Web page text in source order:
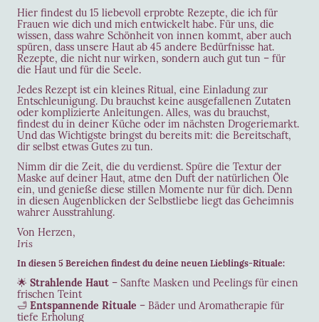
Hier findest du 15 liebevoll erprobte Rezepte, die ich für
Frauen wie dich und mich entwickelt habe. Für uns, die
wissen, dass wahre Schönheit von innen kommt, aber auch
spüren, dass unsere Haut ab 45 andere Bedürfnisse hat.
Rezepte, die nicht nur wirken, sondern auch gut tun – für
die Haut und für die Seele.
Jedes Rezept ist ein kleines Ritual, eine Einladung zur
Entschleunigung. Du brauchst keine ausgefallenen Zutaten
oder komplizierte Anleitungen. Alles, was du brauchst,
findest du in deiner Küche oder im nächsten Drogeriemarkt.
Und das Wichtigste bringst du bereits mit: die Bereitschaft,
dir selbst etwas Gutes zu tun.
Nimm dir die Zeit, die du verdienst. Spüre die Textur der
Maske auf deiner Haut, atme den Duft der natürlichen Öle
ein, und genieße diese stillen Momente nur für dich. Denn
in diesen Augenblicken der Selbstliebe liegt das Geheimnis
wahrer Ausstrahlung.
Von Herzen,
Iris
In diesen 5 Bereichen findest du deine neuen Lieblings-Rituale:
🌟 Strahlende Haut – Sanfte Masken und Peelings für einen
frischen Teint
🛁 Entspannende Rituale – Bäder und Aromatherapie für
tiefe Erholung